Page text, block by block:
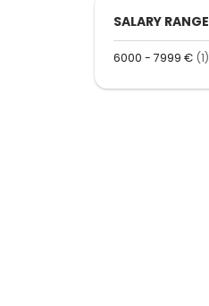
SALARY RANGE
6000 - 7999 € (1)